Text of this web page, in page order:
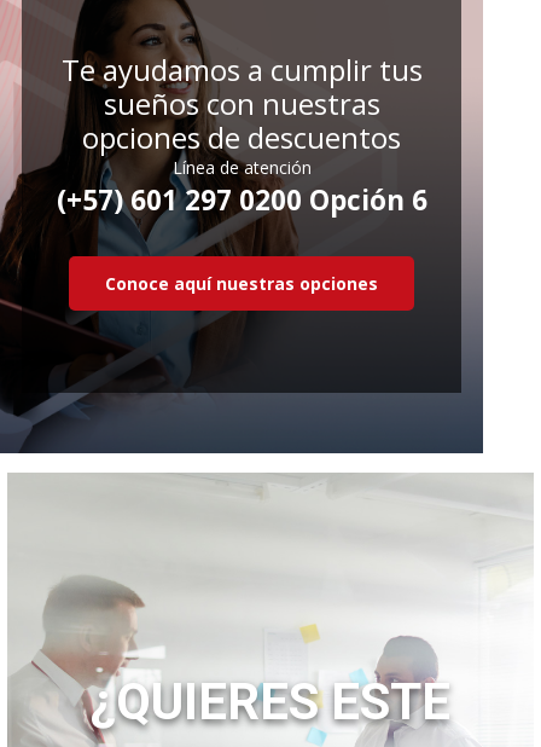
Te ayudamos a cumplir tus
sueños con nuestras
opciones de descuentos
Línea de atención
(+57) 601 297 0200 Opción 6
Conoce aquí nuestras opciones
¿QUIERES ESTE